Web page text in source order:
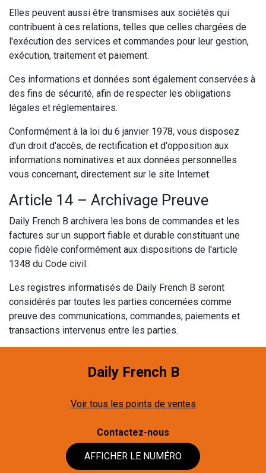
Elles peuvent aussi être transmises aux sociétés qui
contribuent à ces relations, telles que celles chargées de
l'exécution des services et commandes pour leur gestion,
exécution, traitement et paiement.
Ces informations et données sont également conservées à
des fins de sécurité, afin de respecter les obligations
légales et réglementaires.
Conformément à la loi du 6 janvier 1978, vous disposez
d'un droit d'accès, de rectification et d'opposition aux
informations nominatives et aux données personnelles
vous concernant, directement sur le site Internet.
Article 14 – Archivage Preuve
Daily French B archivera les bons de commandes et les
factures sur un support fiable et durable constituant une
copie fidèle conformément aux dispositions de l'article
1348 du Code civil.
Les registres informatisés de Daily French B seront
considérés par toutes les parties concernées comme
preuve des communications, commandes, paiements et
transactions intervenus entre les parties.
Daily French B
Voir tous les points de ventes
Contactez-nous
AFFICHER LE NUMÉRO